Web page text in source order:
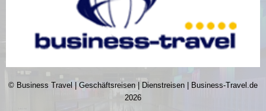
© Business Travel | Geschäftsreisen | Dienstreisen | Business-Travel.de
2026